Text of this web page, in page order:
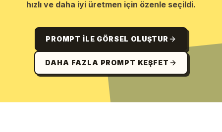
hızlı ve daha iyi üretmen için özenle seçildi.
PROMPT ILE GÖRSEL OLUŞTUR
DAHA FAZLA PROMPT KEŞFET